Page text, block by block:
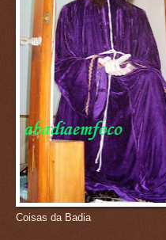
Coisas da Badia